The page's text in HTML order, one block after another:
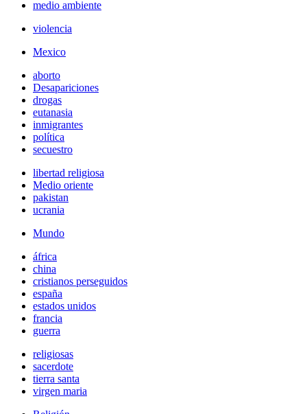
medio ambiente
violencia
Mexico
aborto
Desapariciones
drogas
eutanasia
inmigrantes
política
secuestro
libertad religiosa
Medio oriente
pakistan
ucrania
Mundo
áfrica
china
cristianos perseguidos
españa
estados unidos
francia
guerra
religiosas
sacerdote
tierra santa
virgen maria